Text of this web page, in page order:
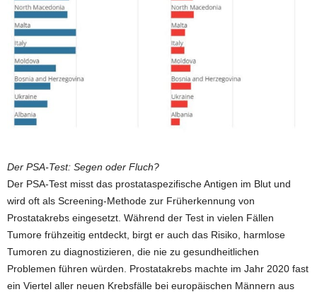
Der PSA-Test: Segen oder Fluch?
Der PSA-Test misst das prostataspezifische Antigen im Blut und
wird oft als Screening-Methode zur Früherkennung von
Prostatakrebs eingesetzt. Während der Test in vielen Fällen
Tumore frühzeitig entdeckt, birgt er auch das Risiko, harmlose
Tumoren zu diagnostizieren, die nie zu gesundheitlichen
Problemen führen würden. Prostatakrebs machte im Jahr 2020 fast
ein Viertel aller neuen Krebsfälle bei europäischen Männern aus